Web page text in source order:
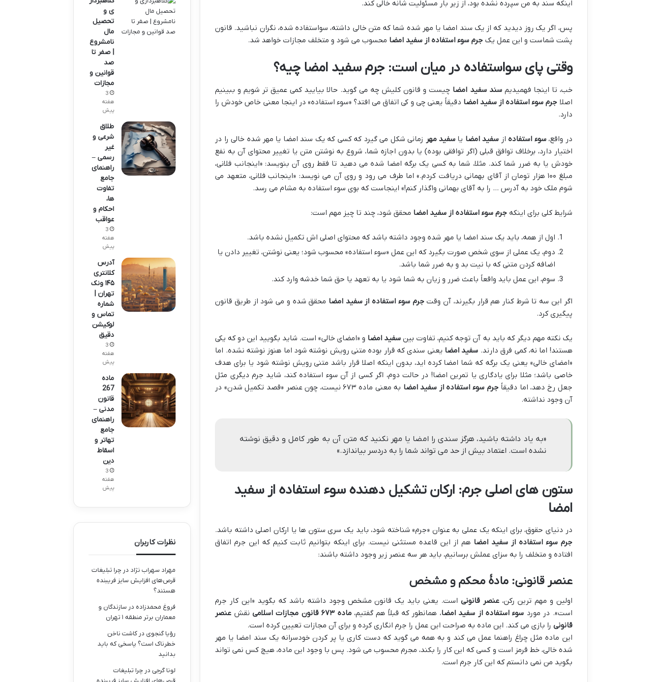
اینکه سند به من سپرده نشده بود، از زیر بار مسئولیت شانه خالی کند.
پس، اگر یک روز دیدید که از یک سند امضا یا مهر شده شما که متن خالی داشته، سواستفاده شده، نگران نباشید. قانون
پشت شماست و این عمل یکجرم سوء استفاده از سفید امضا محسوب می شود و متخلف مجازات خواهد شد.
وقتی پای سواستفاده در میان است: جرم سفید امضا چیه؟
خب، تا اینجا فهمیدیمسند سفید امضا چیست و قانون کلیش چه می گوید. حالا بیایید کمی عمیق تر شویم و ببینیم
اصلا جرم سوء استفاده از سفید امضا دقیقاً یعنی چی و کی اتفاق می افتد؟ «سوء استفاده» در اینجا معنی خاص خودش را
دارد.
در واقع،سوء استفادهاز سفید امضا یاسفید مهر زمانی شکل می گیرد که کسی که یک سند امضا یا مهر شده خالی را در
اختیار دارد، برخلاف توافق قبلی (اگر توافقی بوده) یا بدون اجازه شما، شروع به نوشتن متن یا تغییر محتوای آن به نفع
خودش یا به ضرر شما کند. مثلا، شما به کسی یک برگه امضا شده می دهید تا فقط روی آن بنویسد: «اینجانب فلانی،
مبلغ ۱۰۰ هزار تومان از آقای بهمانی دریافت کردم.» اما طرف می رود و روی آن می نویسد: «اینجانب فلانی، متعهد می
شوم ملک خود به آدرس … را به آقای بهمانی واگذار کنم!» اینجاست که بوی سوء استفاده به مشام می رسد.
شرایط کلی برای اینکهجرم سوء استفاده از سفید امضا محقق شود، چند تا چیز مهم است:
اول از همه، باید یک سند امضا یا مهر شده وجود داشته باشد که محتوای اصلی اش تکمیل نشده باشد.
دوم، یک عملی از سوی شخص صورت بگیرد که این عمل «سوء استفاده» محسوب شود؛ یعنی نوشتن، تغییر دادن یا
اضافه کردن متنی که با نیت بد و به ضرر شما باشد.
سوم، این عمل باید واقعاً باعث ضرر و زیان به شما شود یا به تعهد یا حق شما خدشه وارد کند.
اگر این سه تا شرط کنار هم قرار بگیرند، آن وقتجرم سوء استفاده از سفید امضا محقق شده و می شود از طریق قانون
پیگیری کرد.
یک نکته مهم دیگر که باید به آن توجه کنیم، تفاوت بین سفید امضا و «امضای خالی» است. شاید بگویید این دو که یکی
هستند! اما نه، کمی فرق دارند. سفید امضا یعنی سندی که قرار بوده متنی رویش نوشته شود اما هنوز نوشته نشده. اما
«امضای خالی» یعنی یک برگه که شما امضا کرده اید، بدون اینکه اصلا قرار باشد متنی رویش نوشته شود یا برای هدف
خاصی باشد؛ مثلا برای یادگاری یا تمرین امضا! در حالت دوم، اگر کسی از آن سوء استفاده کند، شاید جرم دیگری مثل
جعل رخ دهد، اما دقیقاًجرم سوء استفاده از سفید امضا
به معنی ماده ۶۷۳ نیست، چون عنصر «قصد تکمیل شدن» در
آن وجود نداشته.
«به یاد داشته باشید، هرگز سندی را امضا یا مهر نکنید که متن آن به طور کامل و دقیق نوشته
نشده است. اعتماد بیش از حد می تواند شما را به دردسر بیاندازد.»
ستون های اصلی جرم: ارکان تشکیل دهنده سوء استفاده از سفید
امضا
در دنیای حقوق، برای اینکه یک عملی به عنوان «جرم» شناخته شود، باید یک سری ستون ها یا ارکان اصلی داشته باشد.
جرم سوء استفاده از سفید امضا هم از این قاعده مستثنی نیست. برای اینکه بتوانیم ثابت کنیم که این جرم اتفاق
افتاده و متخلف را به سزای عملش برسانیم، باید هر سه عنصر زیر وجود داشته باشند:
عنصر قانونی: مادۀ محکم و مشخص
اولین و مهم ترین رکن، عنصر قانونیاست. یعنی باید یک قانون مشخص وجود داشته باشد که بگوید «این کار جرم
است». در مورد سوء استفاده از سفید امضا، همانطور که قبلاً هم گفتیم،ماده ۶۷۳ قانون مجازات اسلامی نقش عنصر
قانونی را بازی می کند. این ماده به صراحت این عمل را جرم انگاری کرده و برای آن مجازات تعیین کرده است.
این ماده مثل چراغ راهنما عمل می کند و به همه می گوید که دست کاری یا پر کردن خودسرانه یک سند امضا یا مهر
شده خالی، خط قرمز است و کسی که این کار را بکند، مجرم محسوب می شود. پس با وجود این ماده، هیچ کس نمی تواند
بگوید من نمی دانستم که این کار جرم است.
ی و
تحصیل
مال
نامشروع
| صفر تا
صد
قوانین و
مجازات
3
هفته
پیش
طلاق
شرعی و
غیر
رسمی –
راهنمای
جامع
تفاوت
ها،
احکام و
عواقب
3
هفته
پیش
آدرس
کلانتری
۱۴۵ ونک
تهران |
شماره
تماس و
لوکیشن
دقیق
3
هفته
پیش
ماده
267
قانون
مدنی –
راهنمای
جامع
تهاتر و
اسقاط
دین
3
هفته
پیش
نظرات کاربران
مهراد سهراب نژاد در چرا تبلیغات
قرص‌های افزایش سایز فریبنده
هستند؟
فروغ محمدزاده در سازندگان و
معماران برتر منطقه ۱ تهران
رؤیا گنجوی در کاشت ناخن
خطرناک است؟ پاسخی که باید
بدانید
لونا گرجی در چرا تبلیغات